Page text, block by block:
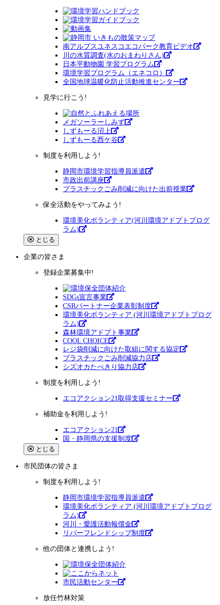
南アルプスユネスコエコパーク教育ビデオ
川の水質調査(水のおまわりさん)
日本平動物園 学習プログラム
環境学習プログラム（エネコロ）
全国地球温暖化防止活動推進センター
見学に行こう!
メガソーラーしみず
しずもーる沼上
しずもーる⻄ケ谷
制度を利用しよう!
静岡市環境学習指導員派遣
市政出前講座
プラスチックごみ削減に向けた出前授業
保全活動をやってみよう!
環境美化ボランティア(河川環境アドプトプログ
ラム)
とじる
企業の皆さま
登録企業募集中!
SDGs宣言事業
CSRパートナー企業表彰制度
環境美化ボランティア (河川環境アドプトプログ
ラム)
森林環境アドプト事業
COOL CHOICE
レジ袋削減に向けた取組に関する協定
プラスチックごみ削減協力店
シズオカたべきり協力店
制度を利用しよう!
エコアクション21取得支援セミナー
補助金を利用しよう!
エコアクション21
国・静岡県の支援制度
とじる
市民団体の皆さま
制度を利用しよう!
静岡市環境学習指導員派遣
環境美化ボランティア (河川環境アドプトプログ
ラム)
河川・愛護活動報償金
リバーフレンドシップ制度
他の団体と連携しよう!
市⺠活動センター
放任竹林対策